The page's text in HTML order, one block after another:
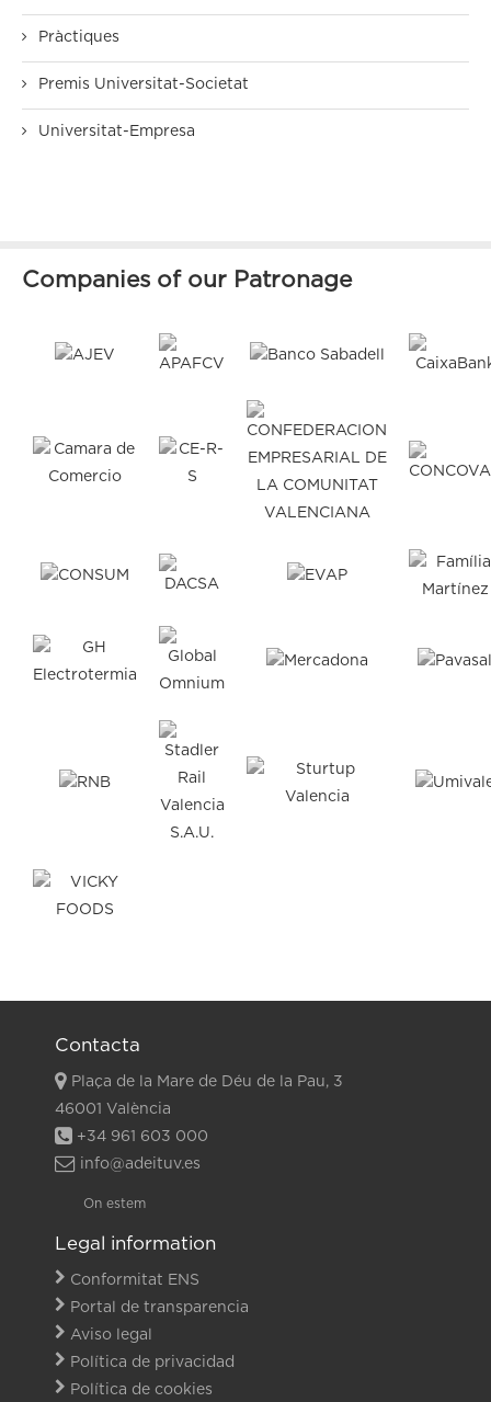
Pràctiques
Premis Universitat-Societat
Universitat-Empresa
Companies of our Patronage
Contacta
Plaça de la Mare de Déu de la Pau, 3
46001 València
+34 961 603 000
info@adeituv.es
On estem
Legal information
Conformitat ENS
Portal de transparencia
Aviso legal
Política de privacidad
Política de cookies